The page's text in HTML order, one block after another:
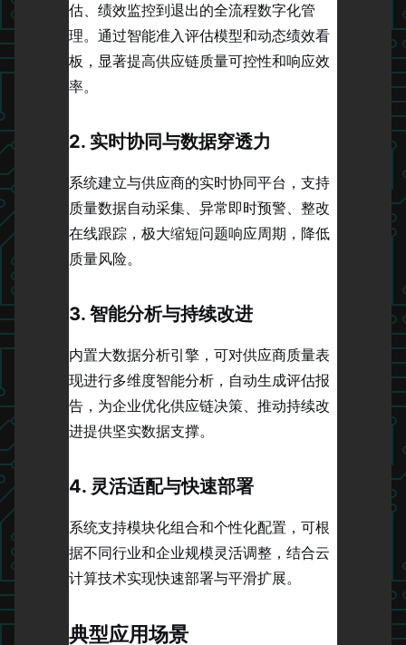
估、绩效监控到退出的全流程数字化管
理。通过智能准入评估模型和动态绩效看
板，显著提高供应链质量可控性和响应效
率。
2. 实时协同与数据穿透力
系统建立与供应商的实时协同平台，支持
质量数据自动采集、异常即时预警、整改
在线跟踪，极大缩短问题响应周期，降低
质量风险。
3. 智能分析与持续改进
内置大数据分析引擎，可对供应商质量表
现进行多维度智能分析，自动生成评估报
告，为企业优化供应链决策、推动持续改
进提供坚实数据支撑。
4. 灵活适配与快速部署
系统支持模块化组合和个性化配置，可根
据不同行业和企业规模灵活调整，结合云
计算技术实现快速部署与平滑扩展。
典型应用场景